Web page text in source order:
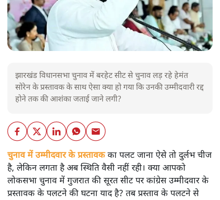
झारखंड विधानसभा चुनाव में बरहेट सीट से चुनाव लड़ रहे हेमंत
सोरेन के प्रस्तावक के साथ ऐसा क्या हो गया कि उनकी उम्मीदवारी रद्द
होने तक की आशंका जताई जाने लगी?
चुनाव में उम्मीदवार के प्रस्तावकका पलट जाना ऐसे तो दुर्लभ चीज
है, लेकिन लगता है अब स्थिति वैसी नहीं रही। क्या आपको
लोकसभा चुनाव में गुजरात की सूरत सीट पर कांग्रेस उम्मीदवार के
प्रस्तावक के पलटने की घटना याद है? तब प्रस्ताव के पलटने से